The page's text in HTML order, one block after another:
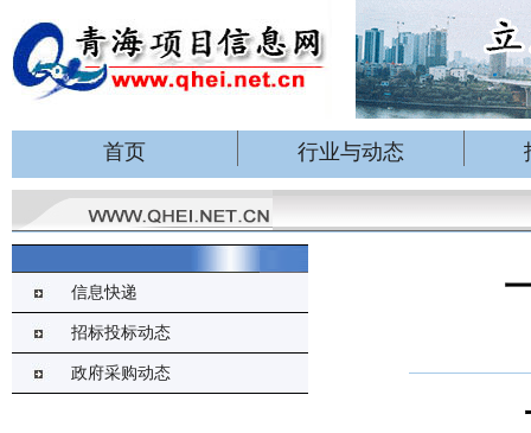
首页 行业与动态
信息快递
招标投标动态
政府采购动态